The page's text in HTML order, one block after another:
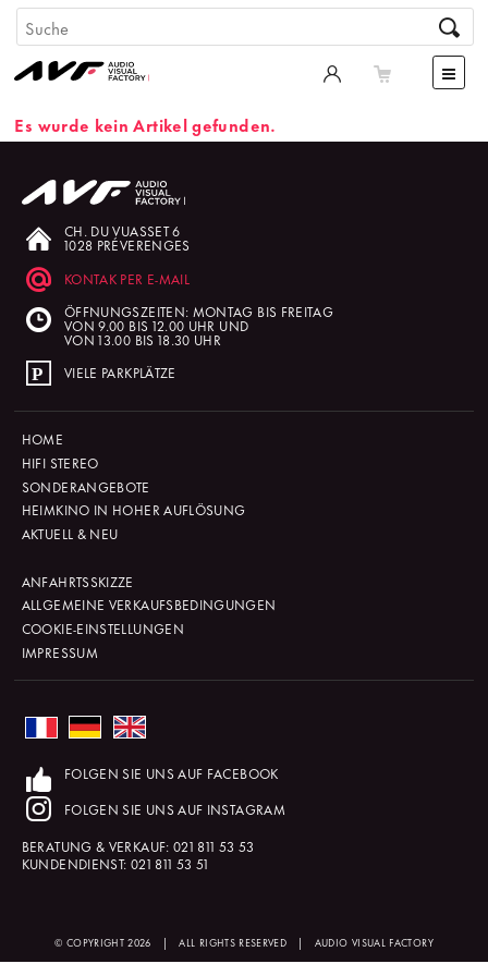
Es wurde kein Artikel gefunden.
CH. DU VUASSET 6
1028 PRÉVERENGES
KONTAK PER E-MAIL
ÖFFNUNGSZEITEN: MONTAG BIS FREITAG
VON 9.00 BIS 12.00 UHR UND
VON 13.00 BIS 18.30 UHR
VIELE PARKPLÄTZE
HOME
HIFI STEREO
SONDERANGEBOTE
HEIMKINO IN HOHER AUFLÖSUNG
AKTUELL & NEU
ANFAHRTSSKIZZE
ALLGEMEINE VERKAUFSBEDINGUNGEN
COOKIE-EINSTELLUNGEN
IMPRESSUM
FOLGEN SIE UNS AUF FACEBOOK
FOLGEN SIE UNS AUF INSTAGRAM
BERATUNG & VERKAUF: 021 811 53 53
KUNDENDIENST: 021 811 53 51
© COPYRIGHT 2026 | ALL RIGHTS RESERVED | AUDIO VISUAL FACTORY